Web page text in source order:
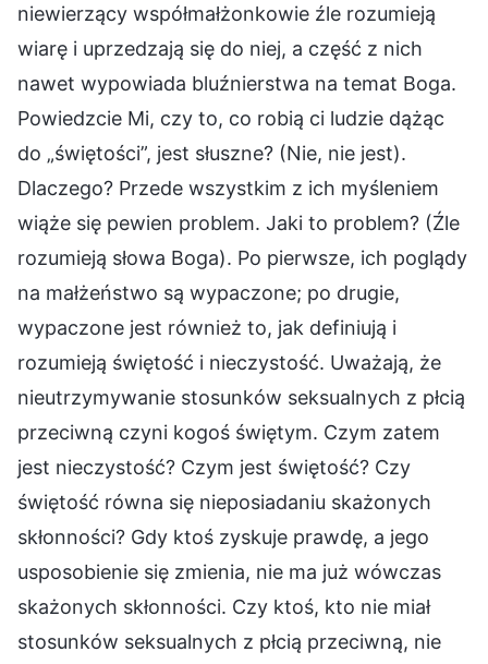
niewierzący współmałżonkowie źle rozumieją
wiarę i uprzedzają się do niej, a część z nich
nawet wypowiada bluźnierstwa na temat Boga.
Powiedzcie Mi, czy to, co robią ci ludzie dążąc
do „świętości”, jest słuszne? (Nie, nie jest).
Dlaczego? Przede wszystkim z ich myśleniem
wiąże się pewien problem. Jaki to problem? (Źle
rozumieją słowa Boga). Po pierwsze, ich poglądy
na małżeństwo są wypaczone; po drugie,
wypaczone jest również to, jak definiują i
rozumieją świętość i nieczystość. Uważają, że
nieutrzymywanie stosunków seksualnych z płcią
przeciwną czyni kogoś świętym. Czym zatem
jest nieczystość? Czym jest świętość? Czy
świętość równa się nieposiadaniu skażonych
skłonności? Gdy ktoś zyskuje prawdę, a jego
usposobienie się zmienia, nie ma już wówczas
skażonych skłonności. Czy ktoś, kto nie miał
stosunków seksualnych z płcią przeciwną, nie